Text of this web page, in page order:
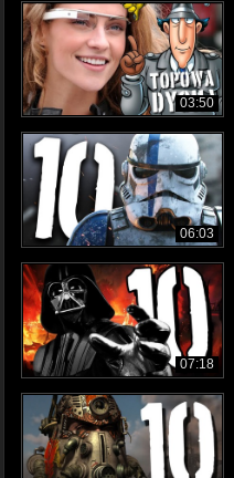
03:50
06:03
07:18